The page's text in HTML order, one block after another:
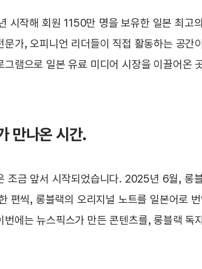
시작해 회원 1150만 명을 보유한 일본 최고
문가, 오피니언 리더들이 직접 활동하는 공간
그램으로 일본 유료 미디어 시장을 이끌어온
만나온 시간.
조금 앞서 시작되었습니다. 2025년 6월, 롱
편씩, 롱블랙의 오리지널 노트를 일본어로
번에는 뉴스픽스가 만든 콘텐츠를, 롱블랙 독